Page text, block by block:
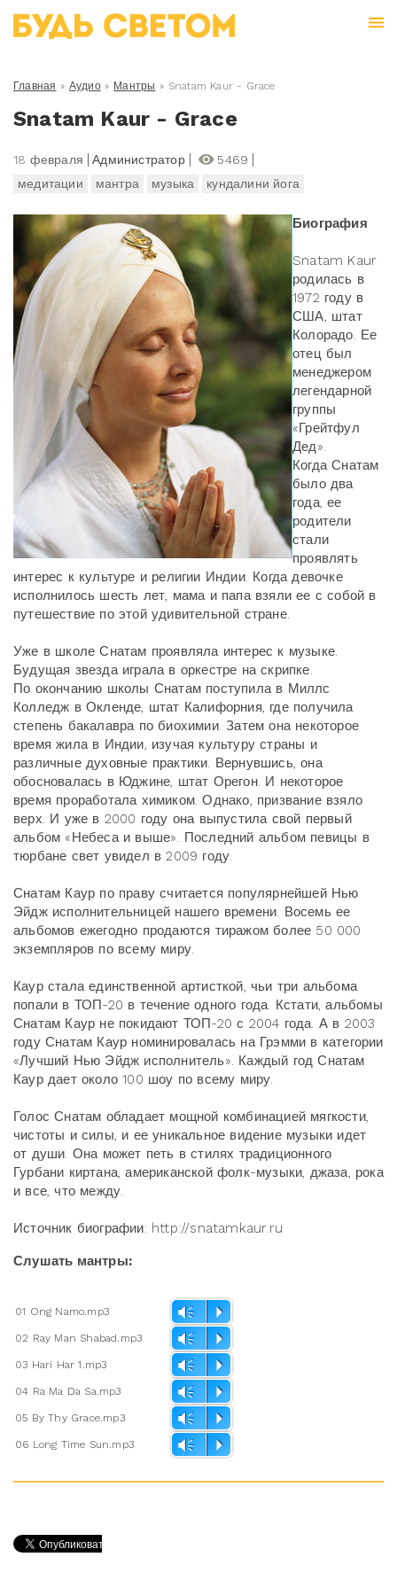
Главная » Аудио» Мантры » Snatam Kaur - Grace
Snatam Kaur - Grace
18 февраля Администратор
5469
медитации
мантра музыка кундалини йога
Биография
Snatam Kaur
родилась в
1972 году в
США, штат
Колорадо. Ее
отец был
менеджером
легендарной
группы
«Грейтфул
Дед».
Когда Снатам
было два
года, ее
родители
стали
проявлять
интерес к культуре и религии Индии. Когда девочке
исполнилось шесть лет, мама и папа взяли ее с собой в
путешествие по этой удивительной стране.
Уже в школе Снатам проявляла интерес к музыке.
Будущая звезда играла в оркестре на скрипке.
По окончанию школы Снатам поступила в Миллс
Колледж в Окленде, штат Калифорния, где получила
степень бакалавра по биохимии. Затем она некоторое
время жила в Индии, изучая культуру страны и
различные духовные практики. Вернувшись, она
обосновалась в Юджине, штат Орегон. И некоторое
время проработала химиком. Однако, призвание взяло
верх. И уже в 2000 году она выпустила свой первый
альбом «Небеса и выше». Последний альбом певицы в
тюрбане свет увидел в 2009 году.
Снатам Каур по праву считается популярнейшей Нью
Эйдж исполнительницей нашего времени. Восемь ее
альбомов ежегодно продаются тиражом более 50 000
экземпляров по всему миру.
Каур стала единственной артисткой, чьи три альбома
попали в ТОП-20 в течение одного года. Кстати, альбомы
Снатам Каур не покидают ТОП-20 с 2004 года. А в 2003
году Снатам Каур номинировалась на Грэмми в категории
«Лучший Нью Эйдж исполнитель». Каждый год Снатам
Каур дает около 100 шоу по всему миру.
Голос Снатам обладает мощной комбинацией мягкости,
чистоты и силы, и ее уникальное видение музыки идет
от души. Она может петь в стилях традиционного
Гурбани киртана, американской фолк-музыки, джаза, рока
и все, что между.
Источник биографии: http://snatamkaur.ru
Слушать мантры:
01 Ong Namo.mp3 Vm P
02 Ray Man Shabad.mp3 Vm P
03 Hari Har 1.mp3 Vm P
04 Ra Ma Da Sa.mp3 Vm P
05 By Thy Grace.mp3 Vm P
06 Long Time Sun.mp3 Vm P